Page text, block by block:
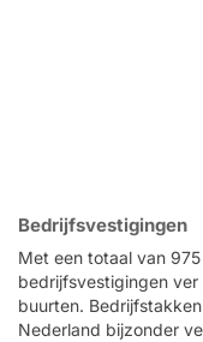
Bedrijfsvestigingen
Met een totaal van
bedrijfsvestigingen
buurten.
Nederland bijzonder